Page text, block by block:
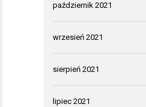
październik 2021
wrzesień 2021
sierpień 2021
lipiec 2021